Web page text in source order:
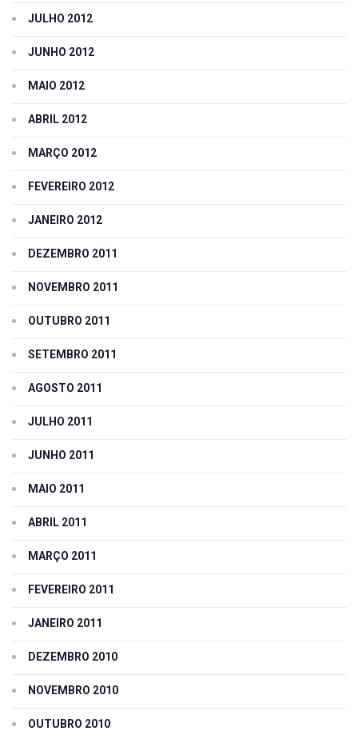
JULHO 2012
JUNHO 2012
MAIO 2012
ABRIL 2012
MARÇO 2012
FEVEREIRO 2012
JANEIRO 2012
DEZEMBRO 2011
NOVEMBRO 2011
OUTUBRO 2011
SETEMBRO 2011
AGOSTO 2011
JULHO 2011
JUNHO 2011
MAIO 2011
ABRIL 2011
MARÇO 2011
FEVEREIRO 2011
JANEIRO 2011
DEZEMBRO 2010
NOVEMBRO 2010
OUTUBRO 2010